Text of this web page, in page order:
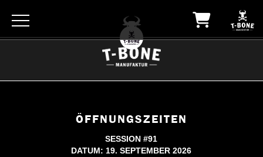
ÖFFNUNGSZEITEN
SESSION #91
DATUM: 19. SEPTEMBER 2026